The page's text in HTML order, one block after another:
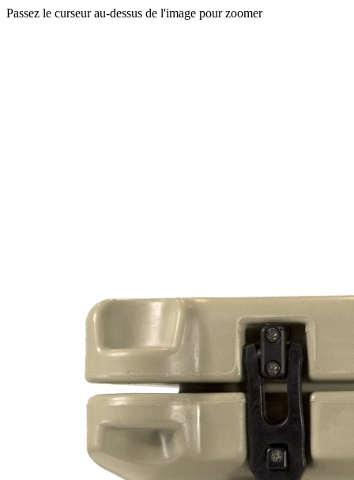
Passez le curseur au-dessus de l'image pour zoomer